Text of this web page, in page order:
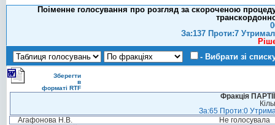
Поіменне голосування про розгляд за скороченою
За:137 Проти:7
- Вибрати зі
Зберегти
в
форматі RTF
Фракція
За:65 Проти:0
Агафонова Н.В.
Не голосувала